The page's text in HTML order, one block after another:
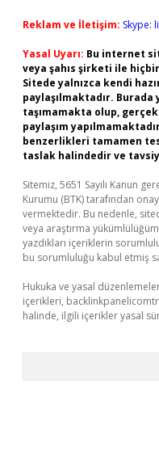
Reklam ve İletişim: Skype:
Yasal Uyarı: Bu internet
veya şahıs şirketi ile
Sitede yalnızca kendi
paylaşılmaktadır.
taşımamakta olup,
paylaşım
benzerlikleri tamamen
taslak halindedir ve
Sitemiz, 5651 Sayılı Kanun
Kurumu (BTK) tarafından
vermektedir. Bu nedenle,
veya araştırma
yazdıkları içeriklerin
bu sorumluluğu kabul etmiş
Hukuka ve yasal
içerikleri,
halinde, ilgili içerikler yasal